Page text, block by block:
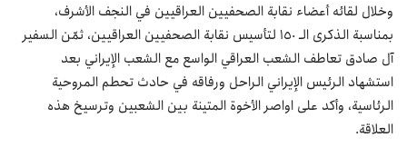
وخلال لقائه أعضاء نقابة الصحفيين العراقيين في النجف الأشرف،
بمناسبة الذكرى الـ 150 لتأسيس نقابة الصحفيين العراقيين، ثمّن السفير
آل صادق تعاطف الشعب العراقي الواسع مع الشعب الإيراني بعد
استشهاد الرئيس الإيراني الراحل ورفاقه في حادث تحطم المروحية
الرئاسية، وأكد على اواصر الأخوة المتينة بين الشعبين وترسيخ هذه
العلاقة.